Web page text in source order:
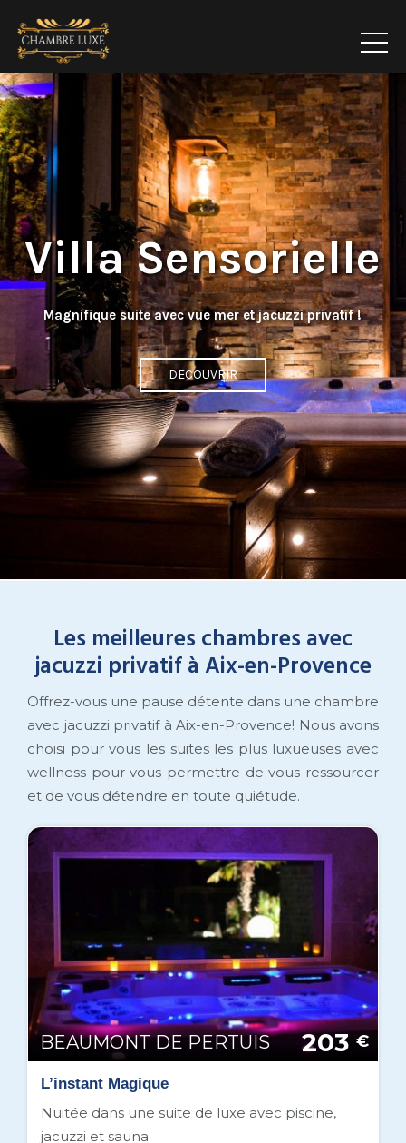
Villa Sensorielle
DECOUVRIR
Magnifique suite avec vue mer et jacuzzi privatif !
Les meilleures chambres avec
jacuzzi privatif à Aix-en-Provence
Offrez-vous une pause détente dans une chambre
avec jacuzzi privatif à Aix-en-Provence! Nous avons
choisi pour vous les suites les plus luxueuses avec
wellness pour vous permettre de vous ressourcer
et de vous détendre en toute quiétude.
BEAUMONT DE PERTUIS 203 €
L’instant Magique
Nuitée dans une suite de luxe avec piscine,
jacuzzi et sauna